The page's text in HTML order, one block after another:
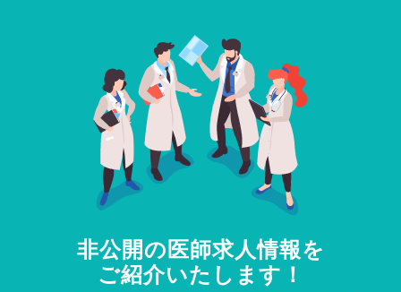
非公開の医師求人情報を
ご紹介いたします！